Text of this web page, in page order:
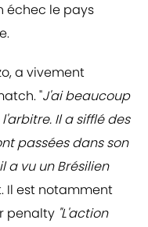
échec le pays
a vivement
"J'ai beaucoup
Il a sifflé des
passées dans son
a vu un Brésilien
Il est notamment
penalty "L'action